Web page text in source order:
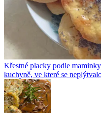
Křestné placky podle
kuchyně, ve které se